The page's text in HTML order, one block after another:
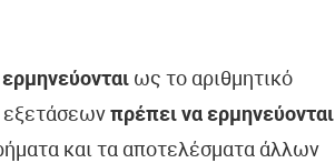
ως το αριθμητικό
εξετάσεων πρέπει να ερμηνεύονται
και τα αποτελέσματα άλλων